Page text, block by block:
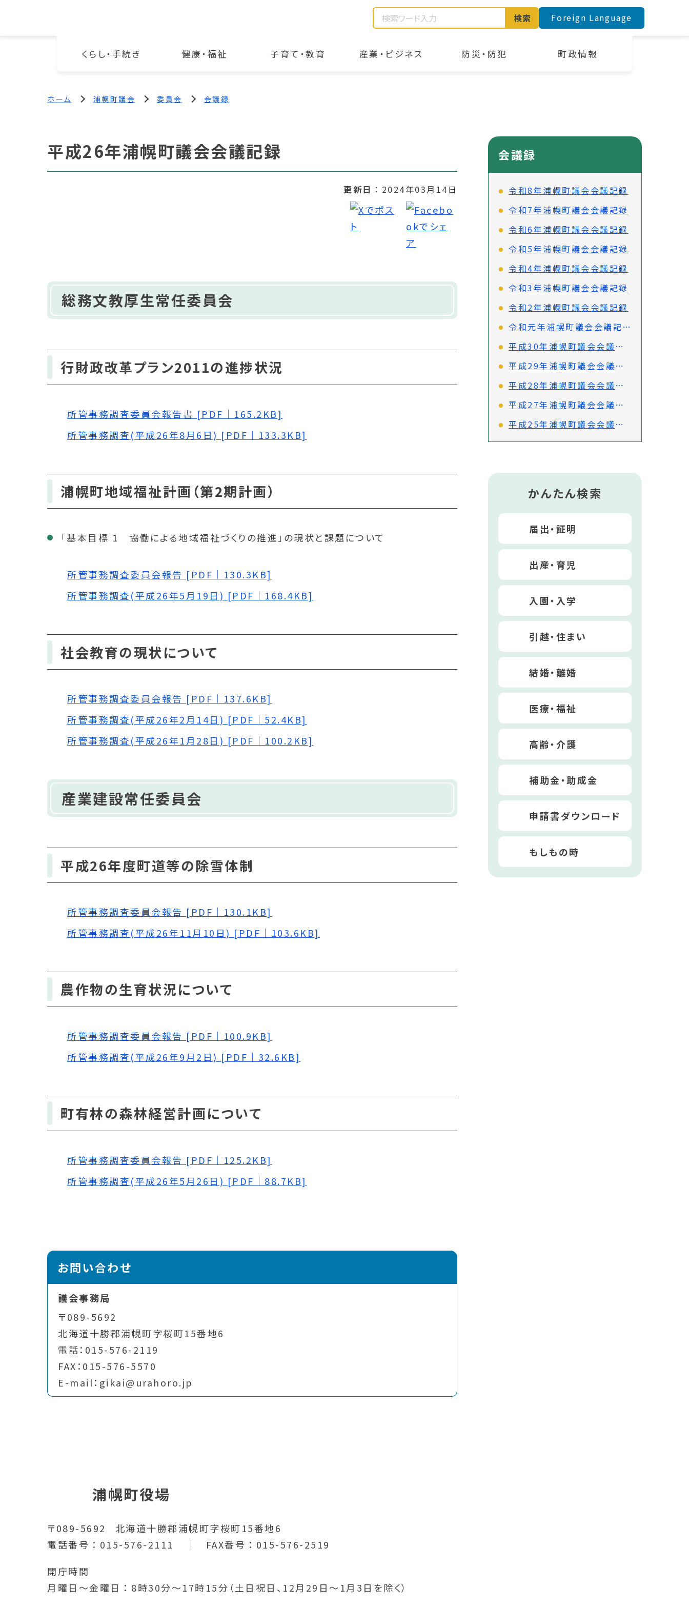
くらし・手続き 健康・福祉 子育て・教育 産業・ビジネス 防災・防犯 町政情報
検索 Foreign Language
ホーム 浦幌町議会 委員会 会議録
平成26年浦幌町議会会議記録
更新日 2024年03月14日
総務文教厚生常任委員会
行財政改革プラン2011の進捗状況
所管事務調査委員会報告書 [PDF｜165.2KB]
所管事務調査(平成26年8月6日) [PDF｜133.3KB]
浦幌町地域福祉計画（第2期計画）
「基本目標 1 協働による地域福祉づくりの推進」の現状と課題について
所管事務調査委員会報告 [PDF｜130.3KB]
所管事務調査(平成26年5月19日) [PDF｜168.4KB]
社会教育の現状について
所管事務調査委員会報告 [PDF｜137.6KB]
所管事務調査(平成26年2月14日) [PDF｜52.4KB]
所管事務調査(平成26年1月28日) [PDF｜100.2KB]
産業建設常任委員会
平成26年度町道等の除雪体制
所管事務調査委員会報告 [PDF｜130.1KB]
所管事務調査(平成26年11月10日) [PDF｜103.6KB]
農作物の生育状況について
所管事務調査委員会報告 [PDF｜100.9KB]
所管事務調査(平成26年9月2日) [PDF｜32.6KB]
町有林の森林経営計画について
所管事務調査委員会報告 [PDF｜125.2KB]
所管事務調査(平成26年5月26日) [PDF｜88.7KB]
お問い合わせ
議会事務局
〒089-5692
北海道十勝郡浦幌町字桜町15番地6
電話：015-576-2119
FAX：015-576-5570
E-mail：gikai@urahoro.jp
会議録
令和8年浦幌町議会会議記録
令和7年浦幌町議会会議記録
令和6年浦幌町議会会議記録
令和5年浦幌町議会会議記録
令和4年浦幌町議会会議記録
令和3年浦幌町議会会議記録
令和2年浦幌町議会会議記録
令和元年浦幌町議会会議記録
平成30年浦幌町議会会議記録
平成29年浦幌町議会会議記録
平成28年浦幌町議会会議記録
平成27年浦幌町議会会議記録
平成25年浦幌町議会会議記録
かんたん検索
届出・証明
出産・育児
入園・入学
引越・住まい
結婚・離婚
医療・福祉
高齢・介護
補助金・助成金
申請書ダウンロード
もしもの時
浦幌町役場
〒089-5692
北海道十勝郡浦幌町字桜町15番地6
電話番号
015-576-2111 FAX番号
015-576-2519
開庁時間
月曜日～金曜日
8時30分～17時15分（土日祝日、12月29日～1月3日を除く）